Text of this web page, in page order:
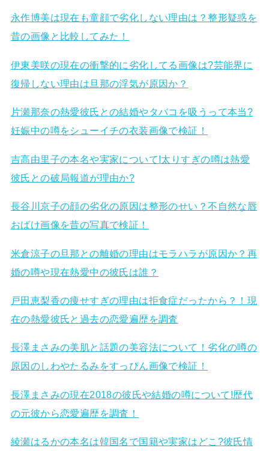
永作博美は現在も童顔で劣化しない理由は？整形疑惑を
昔の画像と比較してみた！
伊東美咲の現在の衝撃的に劣化してる画像は?芸能界に
復帰しない理由は旦那の浮気が原因か？
片瀬那奈の熱愛彼氏との結婚やタバコを吸うって本当?
妊娠中の噂をシューイチの衣装画像で検証！
吉高由里子の本名や実家について!太りすぎの噂は熱愛
彼氏との破局報道が理由か?
長谷川京子の顔の劣化の原因は整形のせい？不自然な唇
おばけ画像を昔の写真で検証！
米倉涼子の旦那との離婚の理由はモラハラが原因か？再
婚の噂や現在熱愛中の彼氏は誰？
戸田恵梨香の痩せすぎの理由は拒食症だったから？！現
在の熱愛彼氏と過去の恋愛遍歴を調査
長澤まさみの美肌と話題の美容法について！劣化の噂の
原因のしわやたるみをすっぴん画像で検証！
長澤まさみの現在2018の彼氏や結婚の噂について!歴代
の元彼から恋愛遍歴を調査！
綾瀬はるかの本名は韓国名で国籍や実家はどこ?彼氏情